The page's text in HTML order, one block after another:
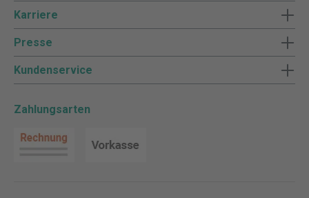
Karriere
Presse
Kundenservice
Zahlungsarten